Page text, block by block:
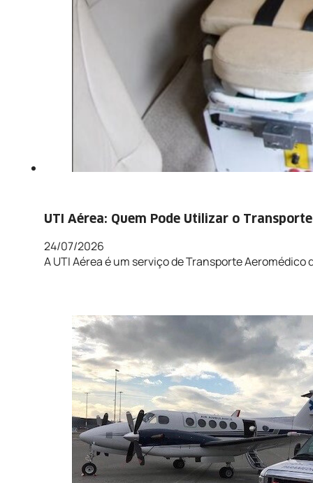
UTI Aérea: Quem Pode Utilizar o
24/07/2026
A UTI Aérea é um serviço de Transporte